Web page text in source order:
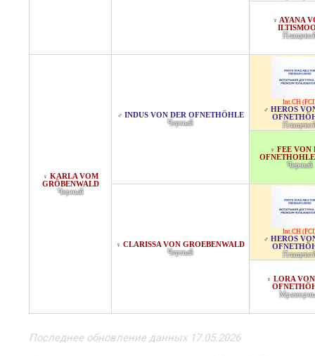
♀ AYANA
♀ KARLA VOM
GRÖBENWALD
Черный
♂ INDUS VON DER OFNETHÖHLE
Черный
Int.CH
♂ HEROS
♀ FEE VON
Черный
♀ CLARISSA VON GROEBENWALD
Черный
Int.CH
♂ HEROS
♀ LORA
Последнее обновление данных 17.05.2026